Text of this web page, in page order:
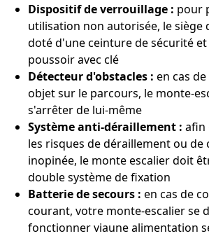
Dispositif de verrouillage : pour
utilisation non autorisée, le siège
doté d'une ceinture de sécurité
poussoir avec clé
Détecteur d'obstacles : en cas
objet sur le parcours, le monte-
s'arrêter de lui-même
Système anti-déraillement : afin
les risques de déraillement ou de
inopinée, le monte escalier doit
double système de fixation
Batterie de secours : en cas de
courant, votre monte-escalier se
fonctionner viaune alimentation